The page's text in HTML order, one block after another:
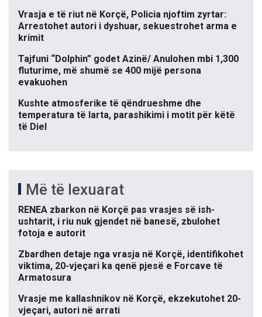
Vrasja e të riut në Korçë, Policia njoftim zyrtar:
Arrestohet autori i dyshuar, sekuestrohet arma e
krimit
Tajfuni “Dolphin” godet Azinë/ Anulohen mbi 1,300
fluturime, më shumë se 400 mijë persona
evakuohen
Kushte atmosferike të qëndrueshme dhe
temperatura të larta, parashikimi i motit për këtë
të Diel
Më të lexuarat
RENEA zbarkon në Korçë pas vrasjes së ish-
ushtarit, i riu nuk gjendet në banesë, zbulohet
fotoja e autorit
Zbardhen detaje nga vrasja në Korçë, identifikohet
viktima, 20-vjeçari ka qenë pjesë e Forcave të
Armatosura
Vrasje me kallashnikov në Korçë, ekzekutohet 20-
vjeçari, autori në arrati